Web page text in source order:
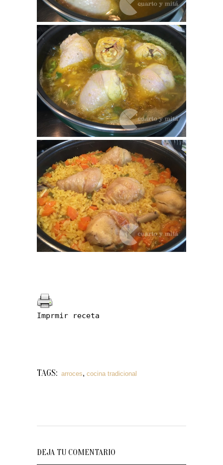
Imprmir receta
TAGS: arroces, cocina tradicional
DEJA TU COMENTARIO